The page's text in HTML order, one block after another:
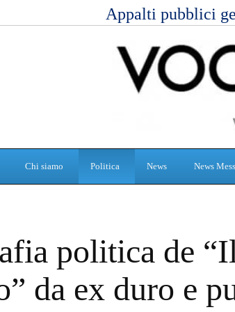
Appalti pubblici
Chi siamo Politica News News
n
i
à
politica de
da ex duro e